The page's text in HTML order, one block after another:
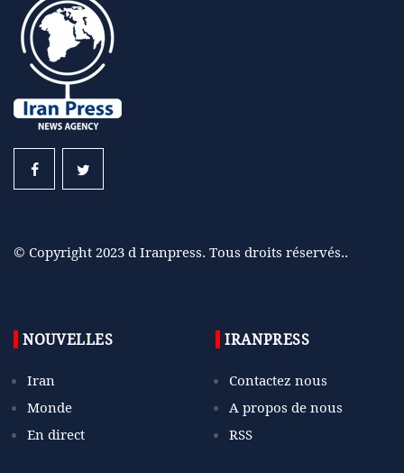
© Copyright 2023 d Iranpress. Tous droits réservés..
NOUVELLES
Iran
Monde
En direct
IRANPRESS
Contactez nous
A propos de nous
RSS